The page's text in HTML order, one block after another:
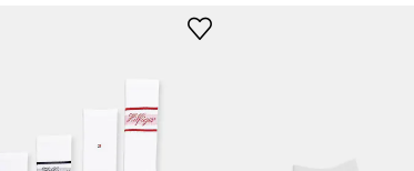
Značka